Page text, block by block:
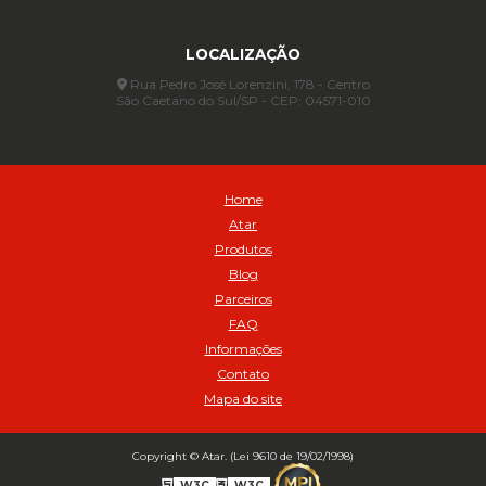
Assentador de Talão Pneu sem Câmara - Cod 01558
Automático para compressor 125 a 175 libras - Cod 02206
Avental de Raspa sem Emenda 1,2mt - Cod 01925
Balanceamento automatico SBBA - 282 pacote com 282g - Cod
Balanceamento Automático SBBA 113 Pacote com 113g - Cod 03197
Balanceamento Automático SBBA- 340 Pacote com 340g - Cod
BICO INF DUPLO LONGO CURVO 90 1295LC - cod 03631
Bico Inflador Duplo 300 mm - Cod 03245
Bico Inflador Duplo 825 L Schweers - Cod 00207
LOCALIZAÇÃO
Rua Pedro José Lorenzini, 178 - Centro
São Caetano do Sul/SP - CEP: 04571-010
Home
Atar
Produtos
Blog
Parceiros
FAQ
Informações
Contato
Mapa do site
Copyright © Atar. (Lei 9610 de 19/02/1998)